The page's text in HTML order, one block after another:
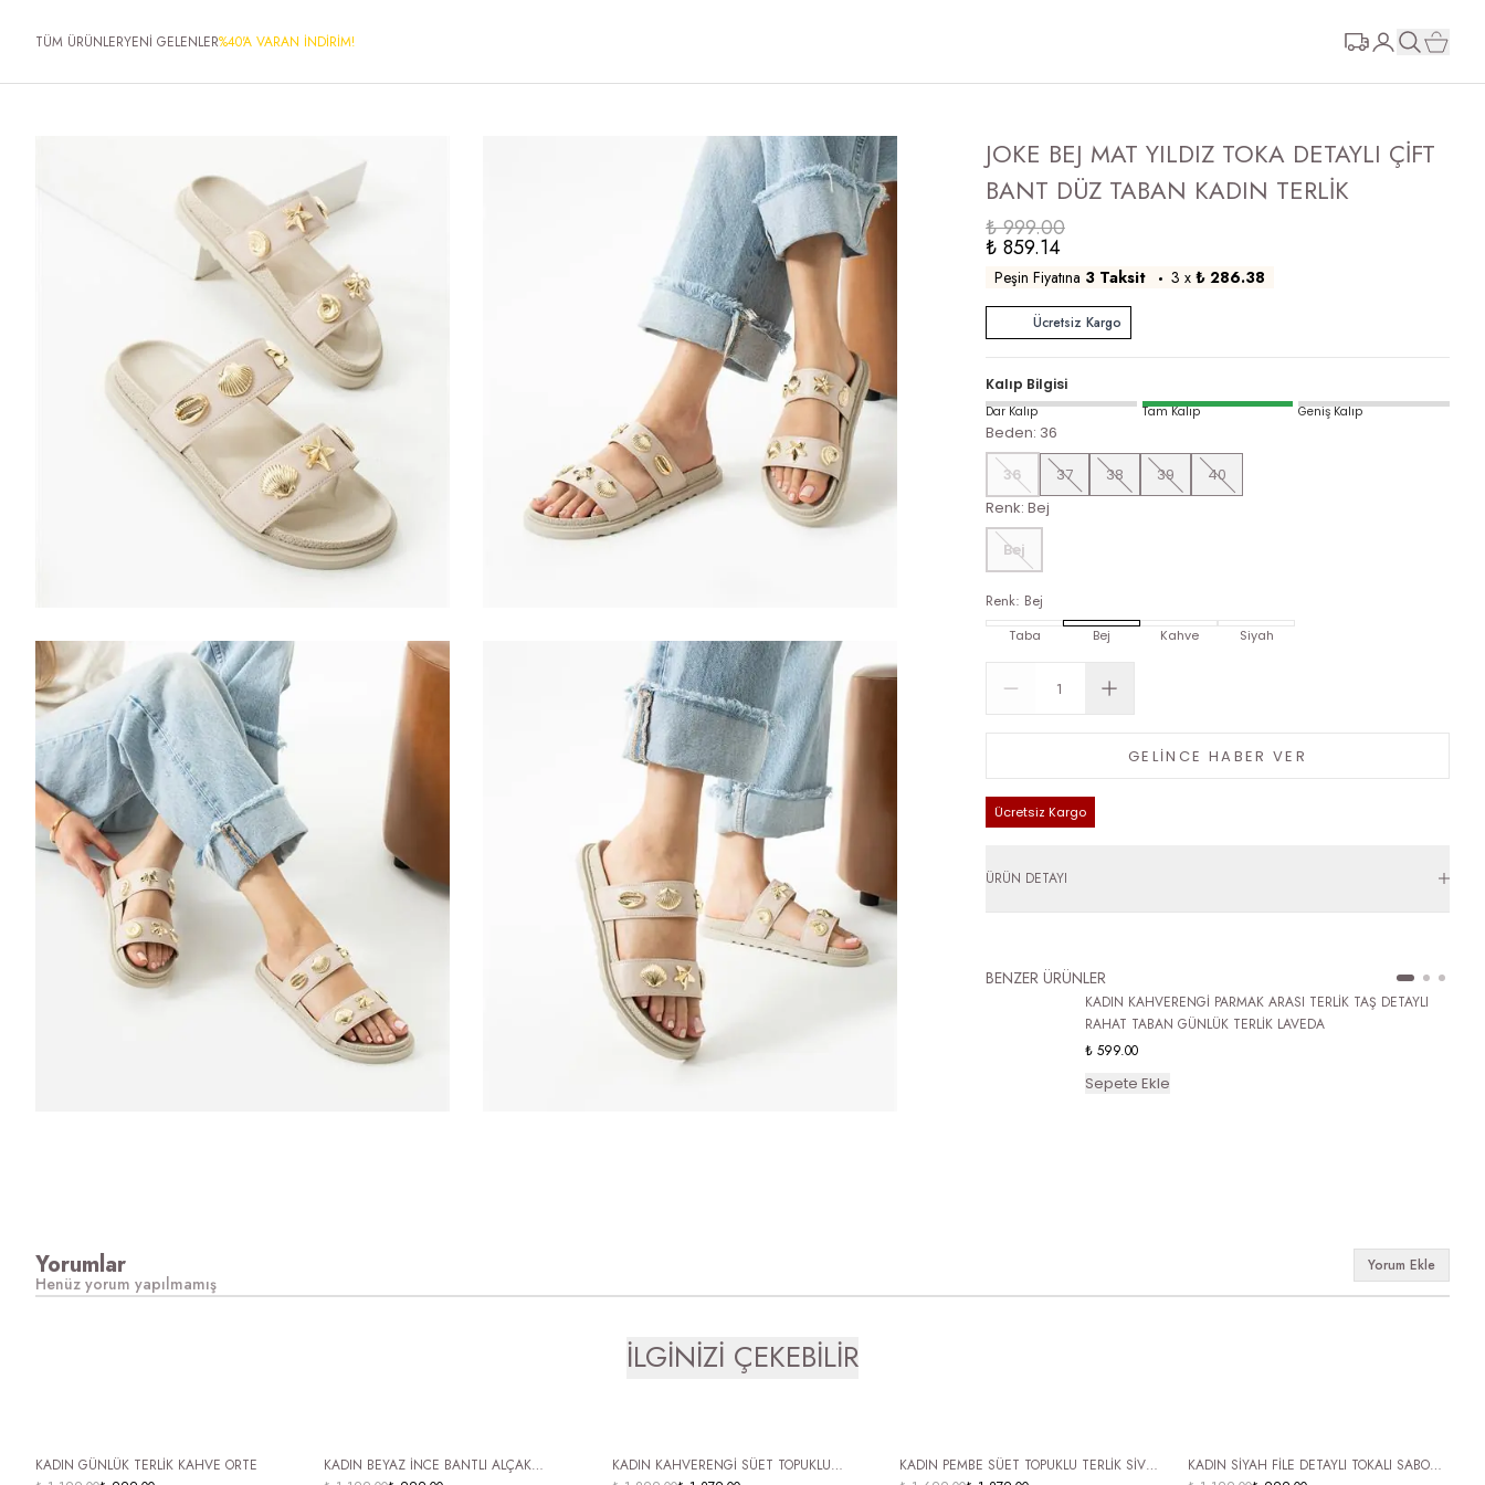
TÜM ÜRÜNLERYENİ GELENLER%40'A VARAN İNDİRİM!
JOKE BEJ MAT YILDIZ TOKA DETAYLI ÇİFT
BANT DÜZ TABAN KADIN TERLİK
₺ 999.00
₺ 859.14
Peşin Fiyatına 3 Taksit 3 x ₺ 286.38
Ücretsiz Kargo
Kalıp Bilgisi
Dar Kalıp Tam Kalıp Geniş Kalıp
Beden: 36
36
37 38 39
40
Renk: Bej
Bej
Renk: Bej
Taba Bej Kahve Siyah
GELİNCE HABER VER
Ücretsiz Kargo
ÜRÜN DETAYI
BENZER ÜRÜNLER
KADIN KAHVERENGİ PARMAK ARASI TERLİK TAŞ DETAYLI
RAHAT TABAN GÜNLÜK TERLİK LAVEDA
₺ 599.00
Sepete Ekle
Yorumlar Yorum Ekle
Henüz yorum yapılmamış
İLGİNİZİ ÇEKEBİLİR
ÜCRETSİZ KARGO
KADIN GÜNLÜK TERLİK KAHVE ORTE
ÜCRETSİZ KARGO
KADIN BEYAZ İNCE BANTLI ALÇAK
ÜCRETSİZ KARGO
KADIN KAHVERENGİ SÜET TOPUKLU
ÜCRETSİZ KARGO
KADIN PEMBE SÜET TOPUKLU TERLİK SİVRİ
ÜCRETSİZ KARGO
KADIN SİYAH FİLE DETAYLI TOKALI SABO